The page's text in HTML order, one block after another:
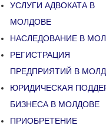
УСЛУГИ АДВОКАТА В
МОЛДОВЕ
НАСЛЕДОВАНИЕ В
РЕГИСТРАЦИЯ
ПРЕДПРИЯТИЙ В
ЮРИДИЧЕСКАЯ
БИЗНЕСА В МОЛДОВЕ
ПРИОБРЕТЕНИЕ